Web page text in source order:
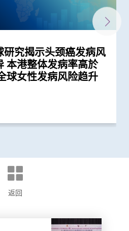
研究揭示头颈癌发病风
本港整体发病率高於
球女性发病风险趋升
螺旋微机械人」治疗中
管菌膜感染
个多专科单孔微创机械
证新技术有效深入以
精准治疗
镜手术机械人 完成全
「经尿道膀胱肿瘤整
胱癌
疗 -– 手术机器人产业
诺思腾与香港中文大
作备忘录签署仪式
引入「刺激舌下神经植
睡眠窒息症
在体内快速传输的「生
机械人」 突破现有仪
腔道治疗消化道疾病
学府加强跨学科医疗机
塑医学诊断和治疗的
用3D打印技术于复杂
地每5名口咽癌患者1人
公众筛查以了解口腔感
升自闭症学生社交能力
校使用
度听障对儿童学习及言
听障学童参与研究计
入成效
听器有助提升听障人士
全球首项结合听力测试
术 「听优」荣获华尔
奖」铜奖及最受观...
返回